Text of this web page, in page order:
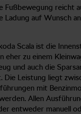
Fußbewegung reicht
Ladung auf Wunsch
Scala ist die
eher zu einem
und auch die
Die Leistung liegt
mit
Allen
entweder manuell